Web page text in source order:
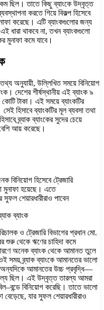
কম ছিল। তাতে কিছু ব্যাংকে উদ্বৃত্ত
করতে গিয়ে বিকল্প হিসেবে
করেছে। এটি ব্যাংকগুলোর জন্য
ধারা থাকবে না, তখন ব্যাংকগুলো
মুনাফা কমে যাবে।
অনুযায়ী, উল্লিখিত সময়ে বিনিয়োগ
দেশের শীর্ষস্থানীয় এই ব্যাংক ৯
টাকা। এই সময়ে ব্যাংকটির
হিসাবে ব্যাংকটির মূল ব্যবসা তথা
ব্র্যাক ব্যাংকের সুদের চেয়ে
আয় করেছে।
হিসেবে ট্রেজারি
মুনাফা হয়েছে। এতে
সুফল শেয়ারধারীরাও পাবেন
ব্যাংক
ও ট্রেজারি বিভাগের প্রধান মো.
শুরু থেকে ঋণের চাহিদা কমে
অনেক ব্যাংক থেকে আমানত তুলে
সময় ব্র্যাক ব্যাংকে আমানতের ভালো
আমানতের উচ্চ প্রবৃদ্ধি—
ছিল। এই উদ্বৃত্ত তারল্য আমরা
বিনিয়োগ করেছি। তাতে ভালো
বেড়েছে, যার সুফল শেয়ারধারীরাও